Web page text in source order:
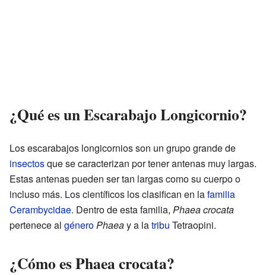
¿Qué es un Escarabajo Longicornio?
Los escarabajos longicornios son un grupo grande de
insectosque se caracterizan por tener antenas muy largas.
Estas antenas pueden ser tan largas como su cuerpo o
incluso más. Los científicos los clasifican en lafamilia
Cerambycidae. Dentro de esta familia, Phaea crocata
pertenece al géneroPhaeay a latribu Tetraopini.
¿Cómo es Phaea crocata?